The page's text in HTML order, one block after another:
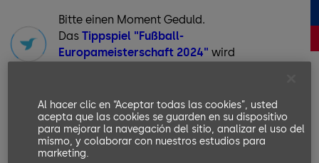
Bitte einen Moment Geduld.
Das Tippspiel "Fußball-
Europameisterschaft 2024" wird
Al hacer clic en “Aceptar todas las cookies”, usted
acepta que las cookies se guarden en su dispositivo
para mejorar la navegación del sitio, analizar el uso del
mismo, y colaborar con nuestros estudios para
marketing.